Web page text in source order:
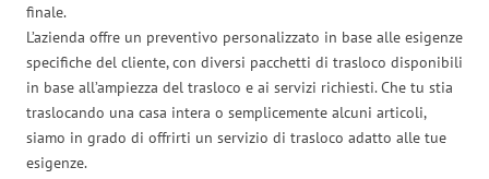
finale.
L’azienda offre un preventivo personalizzato in base alle esigenze
specifiche del cliente, con diversi pacchetti di trasloco disponibili
in base all’ampiezza del trasloco e ai servizi richiesti. Che tu stia
traslocando una casa intera o semplicemente alcuni articoli,
siamo in grado di offrirti un servizio di trasloco adatto alle tue
esigenze.